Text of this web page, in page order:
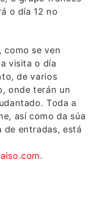
o día 12 no
como se ven
visita o día
de varios
onde terán un
Toda a
así como da súa
de entradas, está
.